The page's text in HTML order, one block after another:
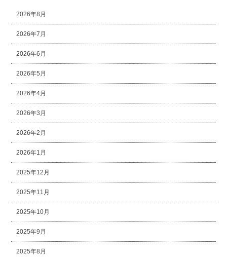
2026年8月
2026年7月
2026年6月
2026年5月
2026年4月
2026年3月
2026年2月
2026年1月
2025年12月
2025年11月
2025年10月
2025年9月
2025年8月